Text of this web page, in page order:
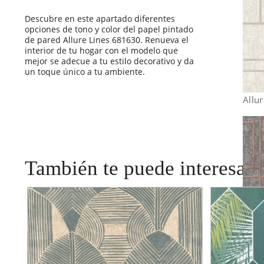
Descubre en este apartado diferentes
opciones de tono y color del papel pintado
de pared Allure Lines 681630. Renueva el
interior de tu hogar con el modelo que
mejor se adecue a tu estilo decorativo y da
un toque único a tu ambiente.
También te puede interesar